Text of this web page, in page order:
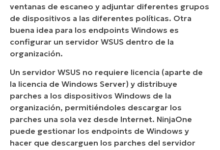
ventanas de escaneo y adjuntar diferentes grupos
de dispositivos a las diferentes políticas. Otra
buena idea para los endpoints Windows es
configurar un servidor WSUS dentro de la
organización.
Un servidor WSUS no requiere licencia (aparte de
la licencia de Windows Server) y distribuye
parches a los dispositivos Windows de la
organización, permitiéndoles descargar los
parches una sola vez desde Internet. NinjaOne
puede gestionar los endpoints de Windows y
hacer que descarguen los parches del servidor